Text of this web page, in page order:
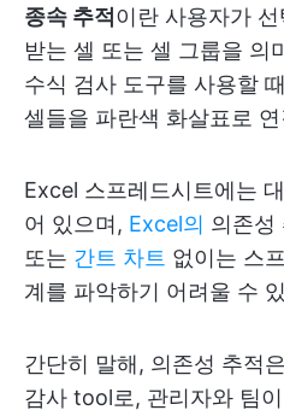
종속 추적 이란 사용자가
받는 셀 또는 셀 그룹을 의
수식 검사 도구를 사용할
셀들을 파란색 화살표로
Excel 스프레드시트에는
어 있으며, Excel의 의존성
또는 간트 차트 없이는 스
계를 파악하기 어려울 수
간단히 말해, 의존성 추적
감사 tool로, 관리자와 팀